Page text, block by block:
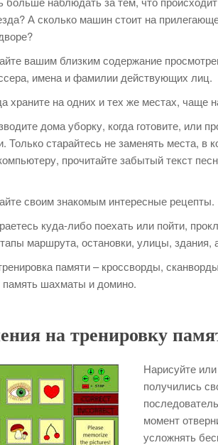
А сколько машин стоит на
вашим близким содержание
имена и фамилии действующих лиц.
храните на одних и тех же местах,
дома уборку, когда готовите, или
Только старайтесь не заменять места,
прочитайте забытый текст
своим знакомым интересные
куда-либо поехать или пойти,
маршрута, остановки, улицы, здания,
памяти – кроссворды,
шахматы и домино.
на тренировку
Нарисуйте
получились
момент
усложнять